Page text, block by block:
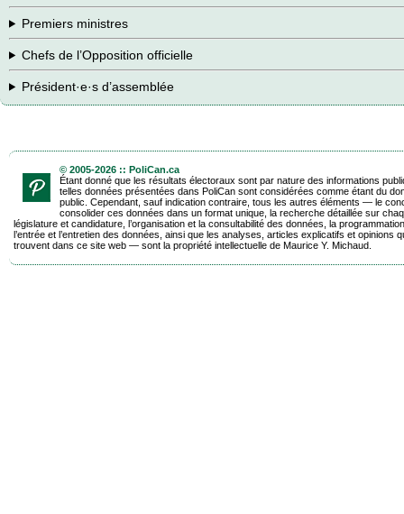
Premiers ministres
Chefs de l’Opposition officielle
Président·e·s d’assemblée
© 2005-2026 :: PoliCan.ca
Étant donné que les résultats électoraux sont par nature des informations
telles données présentées dans PoliCan sont considérées comme étant du
public. Cependant, sauf indication contraire, tous les autres éléments — le
consolider ces données dans un format unique, la recherche détaillée sur
législature et candidature, l’organisation et la consultabilité des données, la
l’entrée et l’entretien des données, ainsi que les analyses, articles explicatifs et opinions
trouvent dans ce site web — sont la propriété intellectuelle de Maurice Y. Michaud.